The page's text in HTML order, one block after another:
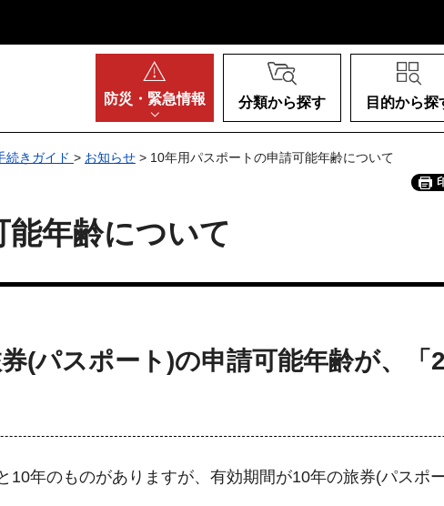
防災・ 緊急情報 分類から探す 目的から探
続きガイド > お知らせ > 10年用パスポートの申請可能年齢について
年齢について
(パスポート)の申請可能年齢が、「
年のものがありますが、有効期間が10年の旅券(パスポ